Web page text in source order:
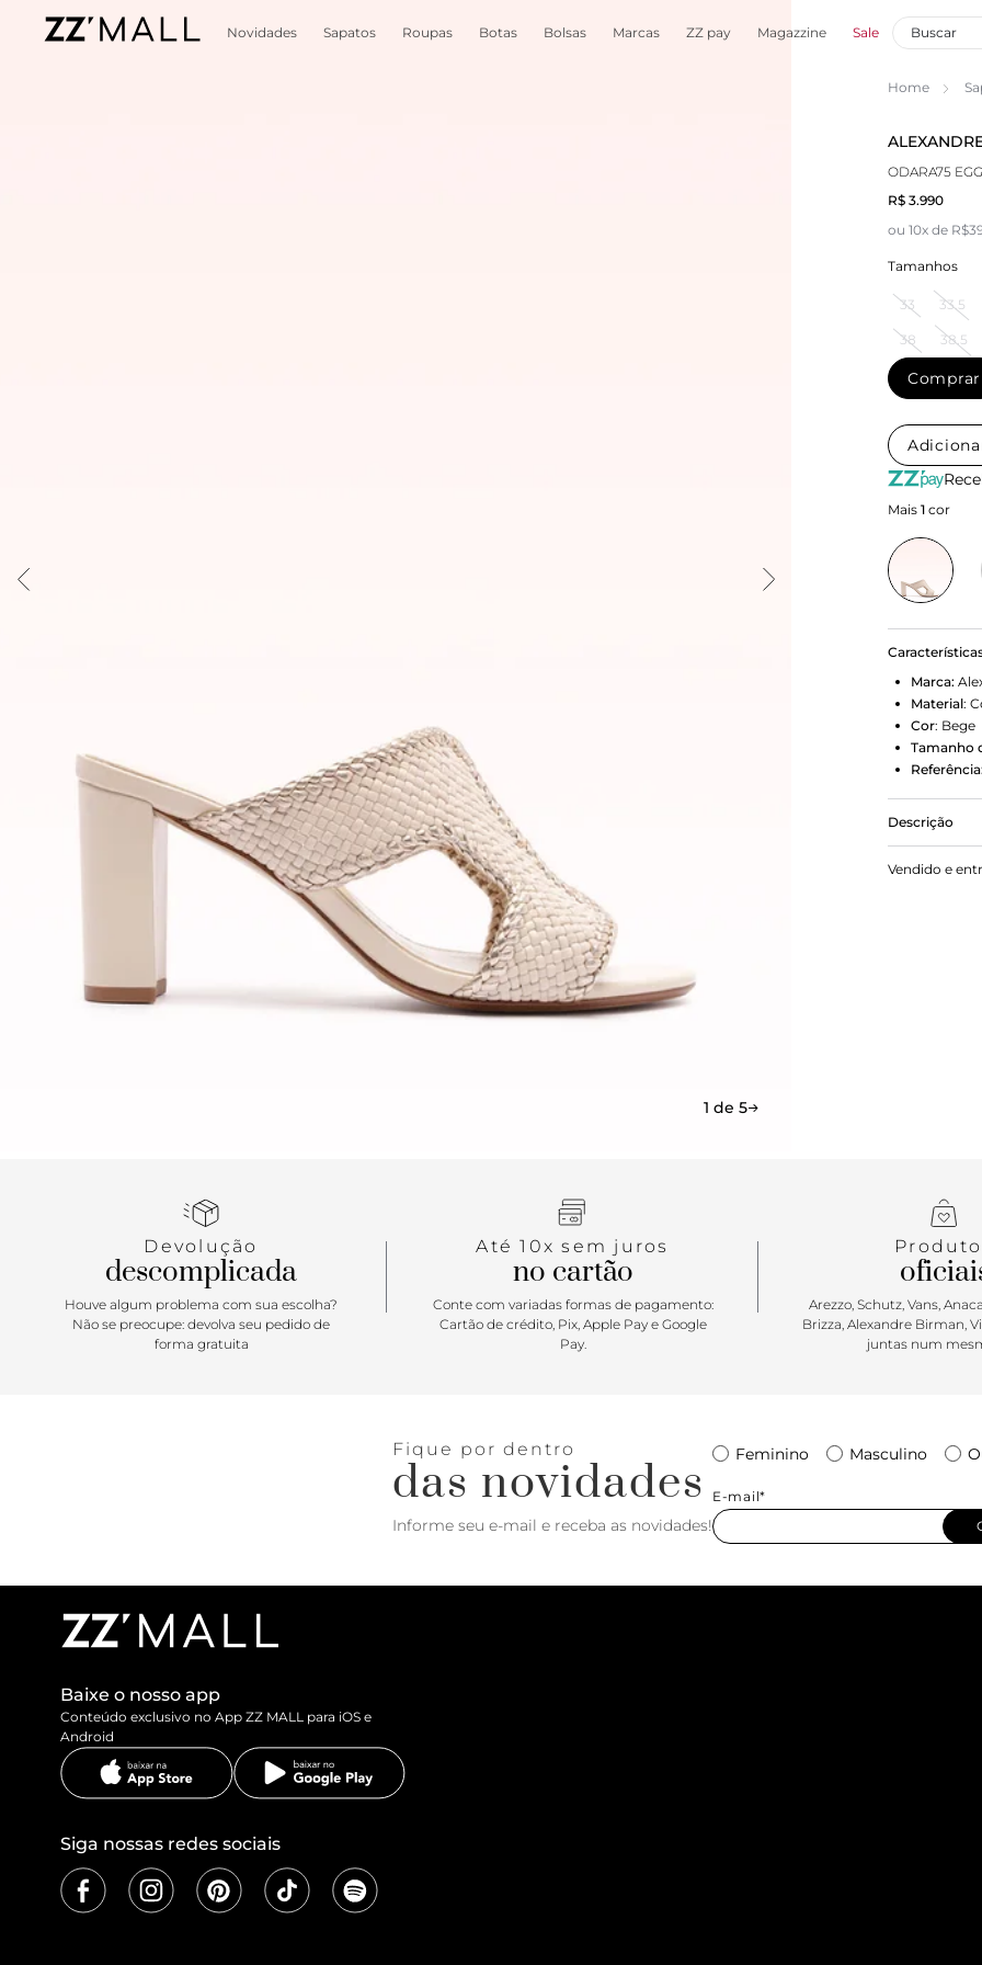
Novidades Sapatos Roupas Botas Bolsas Marcas ZZ pay Magazzine Sale
1 de 5
Home
ODARA75
R$ 3.990
ou 10x de
Tamanhos
33 33.5
38 38.5
Comprar
Mais 1 cor
Marca:
Material:
Cor: Bege
Tamanho
Referência:
Descrição
Em couro,
borda em
Vendido e
Devolução
descomplicada
Houve algum problema com sua escolha?
Não se preocupe: devolva seu pedido de
forma gratuita
Até 10x sem juros
no cartão
Conte com variadas formas de pagamento:
Cartão de crédito, Pix, Apple Pay e Google
Pay.
Arezzo, Schutz, Vans,
Brizza, Alexandre Birman,
juntas num
Fique por dentro
das novidades
Informe seu e-mail e receba as novidades!
Feminino Masculino
E-mail*
Baixe o nosso app
Conteúdo exclusivo no App ZZ MALL para iOS e
Android
Siga nossas redes sociais